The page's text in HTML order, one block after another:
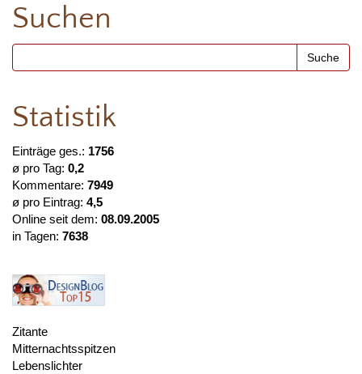
Suchen
Statistik
Einträge ges.: 1756
ø pro Tag: 0,2
Kommentare: 7949
ø pro Eintrag: 4,5
Online seit dem: 08.09.2005
in Tagen: 7638
Zitante
Mitternachtsspitzen
Lebenslichter